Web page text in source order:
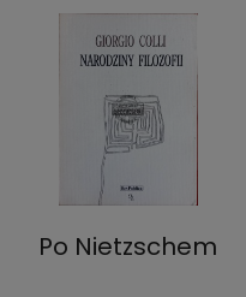
Po Nietzschem